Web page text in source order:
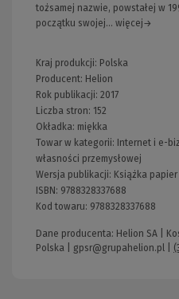
tożsamej nazwie, powstałej w
początku swojej... więcej→
Kraj produkcji: Polska
Producent: Helion
Rok publikacji: 2017
Liczba stron: 152
Okładka: miękka
Towar w kategorii: Internet i e-
własności przemysłowej
Wersja publikacji: Książka papier
ISBN: 9788328337688
Kod towaru: 9788328337688
Dane producenta: Helion SA |
Polska | gpsr@grupahelion.pl